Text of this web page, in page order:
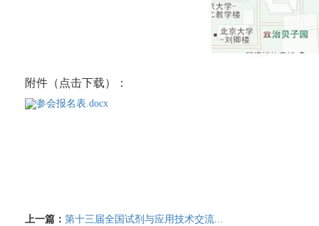
附件（点击下载）：
参会报名表.docx
上一篇： 第十三届全国试剂与应用技术交流...